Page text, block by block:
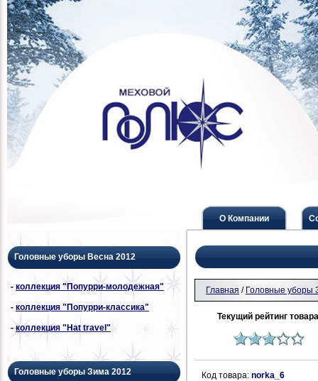
О Компании
Головные уборы Весна 2012
- коллекция "Попурри-молодежная"
- коллекция "Попурри-классика"
-коллекция "Hat travel"
Головные уборы Зима 2012
Главная / Головные уборы
Текущий рейтинг
Код товара: norka_6